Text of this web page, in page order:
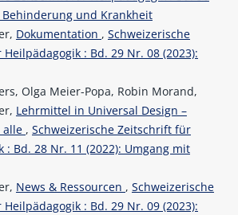
Behinderung und Krankheit
Dokumentation , Schweizerische
: Bd. 29 Nr. 08 (2023):
Olga Meier-Popa, Robin Morand,
Lehrmittel in Universal Design –
alle , Schweizerische Zeitschrift für
: Bd. 28 Nr. 11 (2022): Umgang mit
News & Ressourcen , Schweizerische
: Bd. 29 Nr. 09 (2023):